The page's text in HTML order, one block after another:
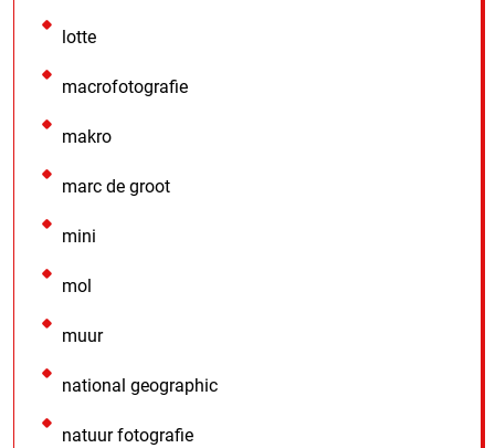
lotte
macrofotografie
makro
marc de groot
mini
mol
muur
national geographic
natuur fotografie